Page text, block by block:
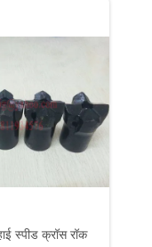
स्पीड क्रॉस रॉक